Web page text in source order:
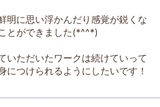
明に思い浮かんだり感覚が鋭くな
とができました(*^^*)
いただいたワークは続けていって
につけられるようにしたいです！